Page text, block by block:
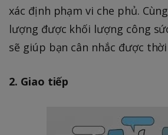
xác định phạm vi che phủ.
lượng được khối lượng công
sẽ giúp bạn cân nhắc được
2. Giao tiếp